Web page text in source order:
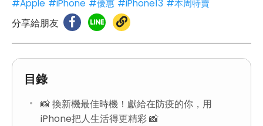
#Apple #iPhone #優惠 #iPhone13 #本周特賣
分享給朋友
目錄
📸 換新機最佳時機！獻給在防疫的你，用
iPhone把人生活得更精彩 📸